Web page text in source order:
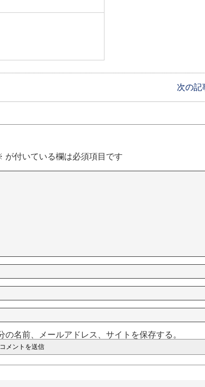
次の記
が付いている欄は必須項目です
名前、メールアドレス、サイトを保存する。